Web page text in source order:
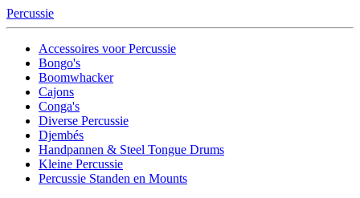
Percussie
Accessoires voor Percussie
Bongo's
Boomwhacker
Cajons
Conga's
Diverse Percussie
Djembés
Handpannen & Steel Tongue Drums
Kleine Percussie
Percussie Standen en Mounts